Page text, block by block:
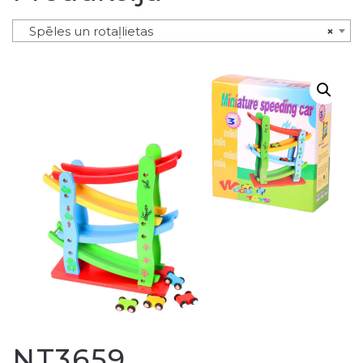
×
Spēles un rotaļlietas